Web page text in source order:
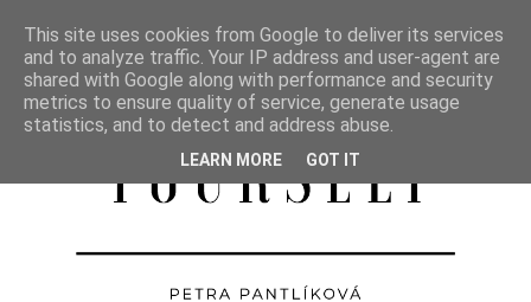
This site uses cookies from Google to deliver its services
and to analyze traffic. Your IP address and user-agent are
shared with Google along with performance and security
metrics to ensure quality of service, generate usage
statistics, and to detect and address abuse.
LEARN MORE GOT IT